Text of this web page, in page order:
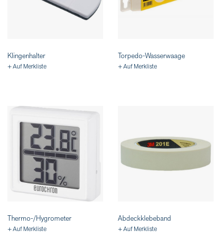
Klingenhalter
+ Auf Merkliste
Torpedo-Wasserwaage
+ Auf Merkliste
Thermo-/Hygrometer
+ Auf Merkliste
Abdeckklebeband
+ Auf Merkliste